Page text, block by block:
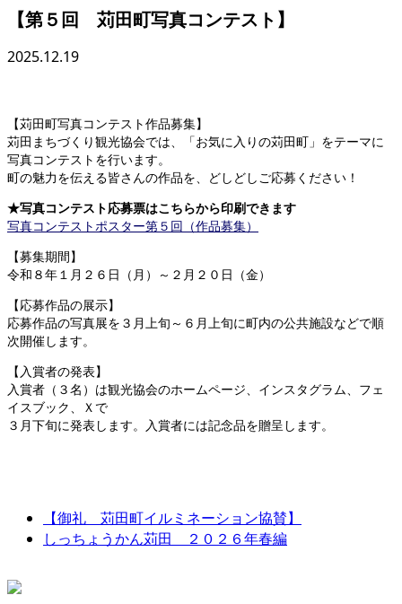
【第５回 苅田町写真コンテスト】
2025.12.19
【苅田町写真コンテスト作品募集】
苅田まちづくり観光協会では、「お気に入りの苅田町」をテーマに
写真コンテストを行います。
町の魅力を伝える皆さんの作品を、どしどしご応募ください！
★写真コンテスト応募票はこちらから印刷できます
写真コンテストポスター第５回（作品募集）
【募集期間】
令和８年１月２６日（月）～２月２０日（金）
【応募作品の展示】
応募作品の写真展を３月上旬～６月上旬に町内の公共施設などで順
次開催します。
【入賞者の発表】
入賞者（３名）は観光協会のホームページ、インスタグラム、フェ
イスブック、Ｘで
３月下旬に発表します。入賞者には記念品を贈呈します。
【御礼 苅田町イルミネーション協賛】
しっちょうかん苅田 ２０２６年春編